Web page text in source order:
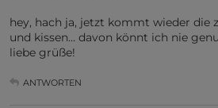
hey, hach ja, jetzt kommt wieder die
und kissen… davon könnt ich nie
liebe grüße!
ANTWORTEN